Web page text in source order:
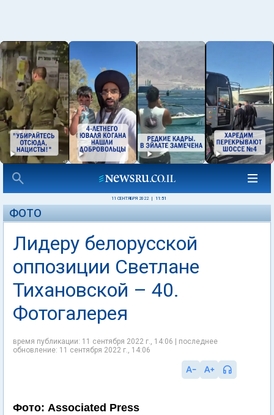
11 СЕНТЯБРЯ 2022 11:51
ФОТО
Лидеру белорусской
оппозиции Светлане
Тихановской – 40.
Фотогалерея
время публикации: 11 сентября 2022 г., 14:06 | последнее
обновление: 11 сентября 2022 г., 14:06
Фото: Associated Press